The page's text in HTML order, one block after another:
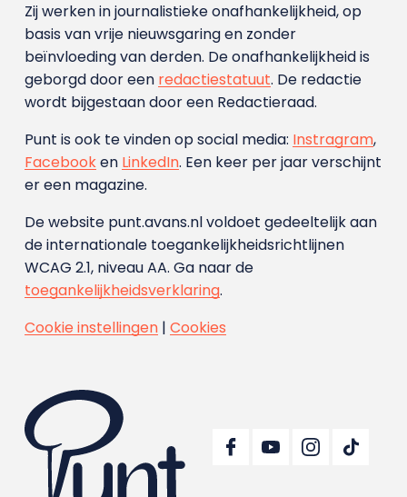
Zij werken in journalistieke onafhankelijkheid, op
basis van vrije nieuwsgaring en zonder
beïnvloeding van derden. De onafhankelijkheid is
geborgd door een redactiestatuut. De redactie
wordt bijgestaan door een Redactieraad.
Punt is ook te vinden op social media: Instragram,
Facebooken LinkedIn. Een keer per jaar verschijnt
er een magazine.
De website punt.avans.nl voldoet gedeeltelijk aan
de internationale toegankelijkheidsrichtlijnen
WCAG 2.1, niveau AA. Ga naar de
toegankelijkheidsverklaring.
Cookie instellingen| Cookies